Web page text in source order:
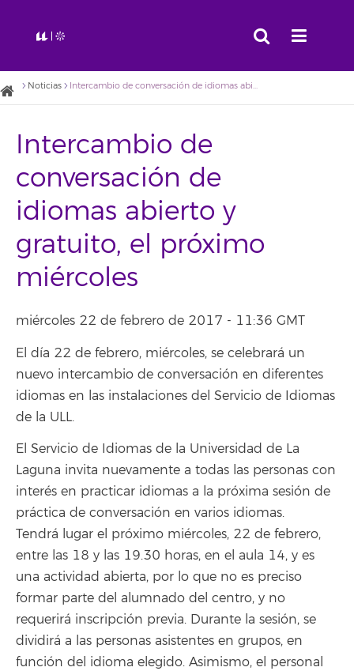
Noticias Intercambio de conversación de idiomas abierto y gratuito, el próximo miércoles
Intercambio de
conversación de
idiomas abierto y
gratuito, el próximo
miércoles
miércoles 22 de febrero de 2017 - 11:36 GMT
El día 22 de febrero, miércoles, se celebrará un
nuevo intercambio de conversación en diferentes
idiomas en las instalaciones del Servicio de Idiomas
de la ULL.
El Servicio de Idiomas de la Universidad de La
Laguna invita nuevamente a todas las personas con
interés en practicar idiomas a la próxima sesión de
práctica de conversación en varios idiomas.
Tendrá lugar el próximo miércoles, 22 de febrero,
entre las 18 y las 19.30 horas, en el aula 14, y es
una actividad abierta, por lo que no es preciso
formar parte del alumnado del centro, y no
requerirá inscripción previa. Durante la sesión, se
dividirá a las personas asistentes en grupos, en
función del idioma elegido. Asimismo, el personal